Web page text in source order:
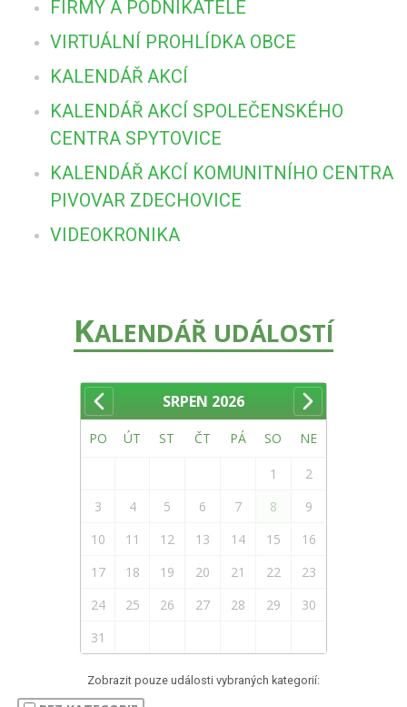
FIRMY A PODNIKATELÉ
VIRTUÁLNÍ PROHLÍDKA OBCE
KALENDÁŘ AKCÍ
KALENDÁŘ AKCÍ SPOLEČENSKÉHO
CENTRA SPYTOVICE
KALENDÁŘ AKCÍ KOMUNITNÍHO CENTRA
PIVOVAR ZDECHOVICE
VIDEOKRONIKA
KALENDÁŘ UDÁLOSTÍ
SRPEN 2026
PO ÚT ST ČT PÁ SO NE
1
2
3
4 5 6 7 8
9
10
11 12 13 14 15
16
17
18 19 20 21 22
23
24
25 26 27 28 29
30
31
Zobrazit pouze události vybraných kategorií: